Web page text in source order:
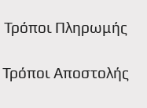
Τρόποι Πληρωμής
Τρόποι Αποστολής